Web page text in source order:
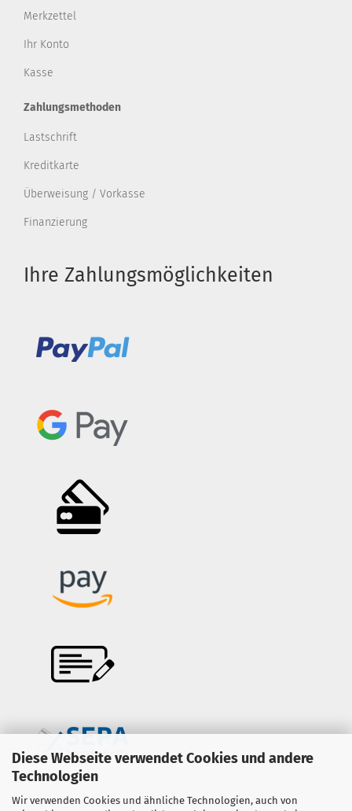
Diese Webseite verwendet Cookies und andere
Technologien
Wir verwenden Cookies und ähnliche Technologien, auch von
Merkzettel
Ihr Konto
Kasse
Zahlungsmethoden
Lastschrift
Kreditkarte
Überweisung / Vorkasse
Finanzierung
Ihre Zahlungsmöglichkeiten
Onlineshop erstellenmit Gambio.de © 2026